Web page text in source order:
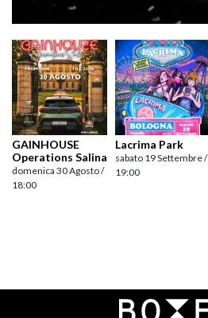
GAINHOUSE
Operations Salina
domenica 30 Agosto /
18:00
Lacrima Park
sabato 19 Settembre /
19:00
Navigazione